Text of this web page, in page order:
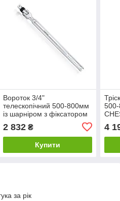
Вороток 3/4"
телескопічний 500-800мм
із шарніром з фіксатором
2 832₴
Купити
4
за рік